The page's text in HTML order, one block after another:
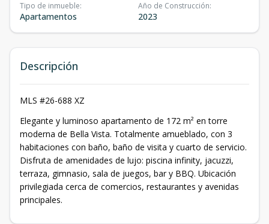
Tipo de inmueble:
Apartamentos
Año de Construcción:
2023
Descripción
MLS #26-688 XZ
Elegante y luminoso apartamento de 172 m² en torre
moderna de Bella Vista. Totalmente amueblado, con 3
habitaciones con baño, baño de visita y cuarto de servicio.
Disfruta de amenidades de lujo: piscina infinity, jacuzzi,
terraza, gimnasio, sala de juegos, bar y BBQ. Ubicación
privilegiada cerca de comercios, restaurantes y avenidas
principales.